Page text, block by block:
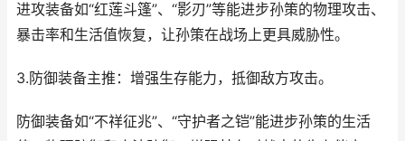
进攻装备如“红莲斗篷”、“影刃”等能进步孙策的物理攻击、
暴击率和生活值恢复，让孙策在战场上更具威胁性。
3.防御装备主推：增强生存能力，抵御敌方攻击。
防御装备如“不祥征兆”、“守护者之铠”能进步孙策的生活